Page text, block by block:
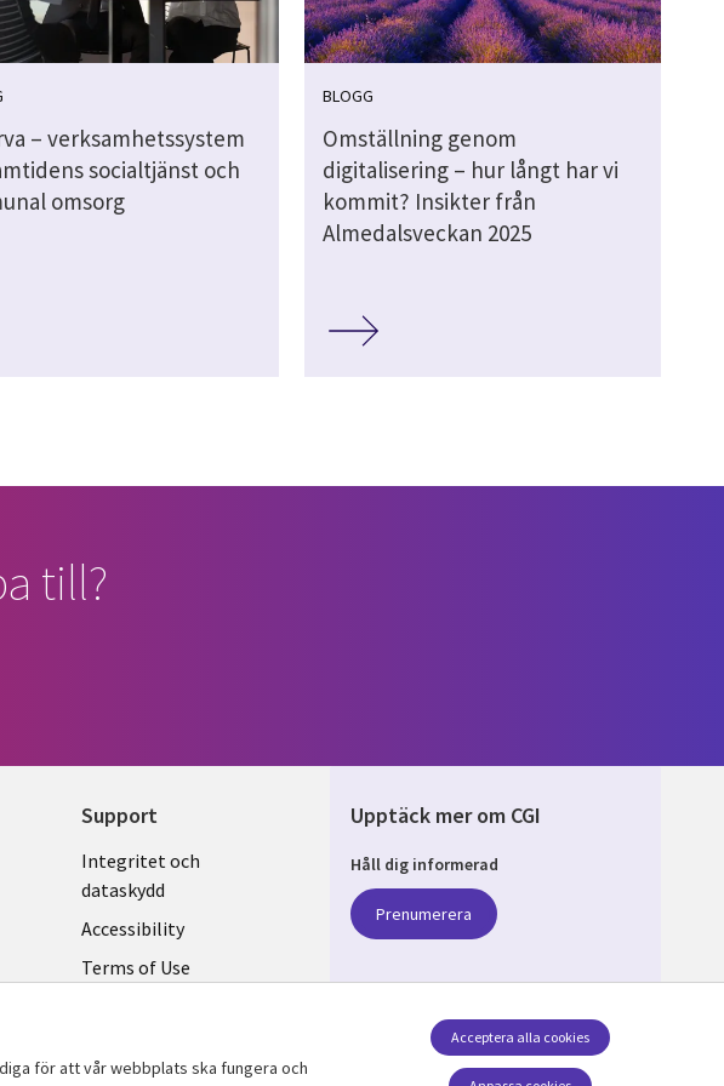
– verksamhetssystem
socialtjänst och
omsorg
BLOGG
Omställning genom
digitalisering – hur långt har vi
kommit? Insikter från
Almedalsveckan 2025
till?
Support
Legal
SWEDEN
Integritet och
dataskydd
Accessibility
Terms of Use
Upptäck mer om CGI
Håll dig informerad
Prenumerera
för att vår webbplats ska fungera och
Acceptera alla cookies